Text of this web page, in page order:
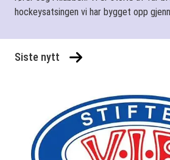
hockeysatsingen vi har bygget opp
Siste nytt